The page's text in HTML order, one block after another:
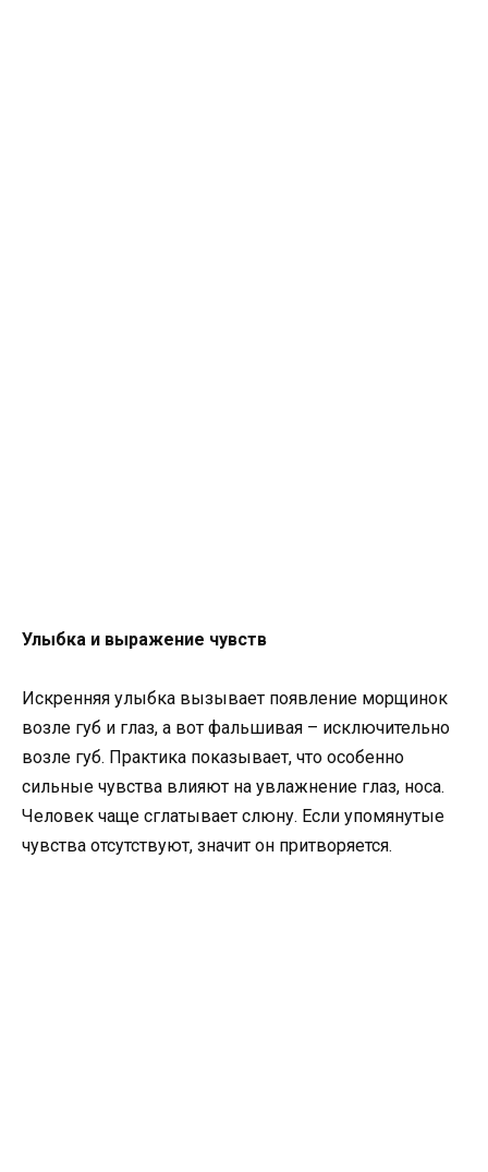
Улыбка и выражение чувств
Искренняя улыбка вызывает появление морщинок
возле губ и глаз, а вот фальшивая – исключительно
возле губ. Практика показывает, что особенно
сильные чувства влияют на увлажнение глаз, носа.
Человек чаще сглатывает слюну. Если упомянутые
чувства отсутствуют, значит он притворяется.